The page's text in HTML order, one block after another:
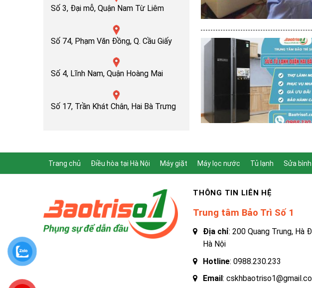
Số 3, Đại mỗ, Quận Nam Từ Liêm
Số 74, Phạm Văn Đồng, Q. Cầu Giấy
Số 4, Lĩnh Nam, Quận Hoàng Mai
Số 17, Trần Khát Chân, Hai Bà Trưng
Trang chủ Điều hòa tại Hà Nội Máy giặt Máy lọc nước Tủ lạnh Sửa
THÔNG TIN LIÊN HỆ
Trung tâm Bảo Trì Số 1
Địa chỉ: 200 Quang Trung, Hà
Hà Nội
Hotline: 0988.230.233
Email: